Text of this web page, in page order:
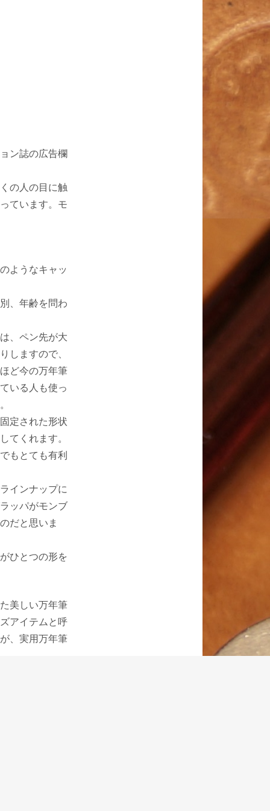
ン誌の広告欄
の人の目に触
ています。モ
ようなキャッ
、年齢を問わ
、ペン先が大
しますので、
ど今の万年筆
いる人も使っ
定された形状
てくれます。
もとても有利
インナップに
ッパがモンブ
だと思いま
ひとつの形を
美しい万年筆
アイテムと呼
、実用万年筆